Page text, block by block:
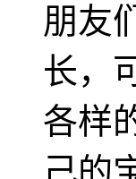
朋友
长，
各样